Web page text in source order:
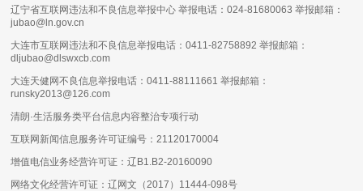
辽宁省互联网违法和不良信息举报中心 举报电话：024-81680063 举报邮箱：
jubao@ln.gov.cn
大连市互联网违法和不良信息举报电话：0411-82758892 举报邮箱：
dljubao@dlswxcb.com
大连天健网不良信息举报电话：0411-88111661 举报邮箱：
runsky2013@126.com
清朗·生活服务类平台信息内容整治专项行动
互联网新闻信息服务许可证编号：21120170004
增值电信业务经营许可证：辽B1.B2-20160090
网络文化经营许可证：辽网文（2017）11444-098号